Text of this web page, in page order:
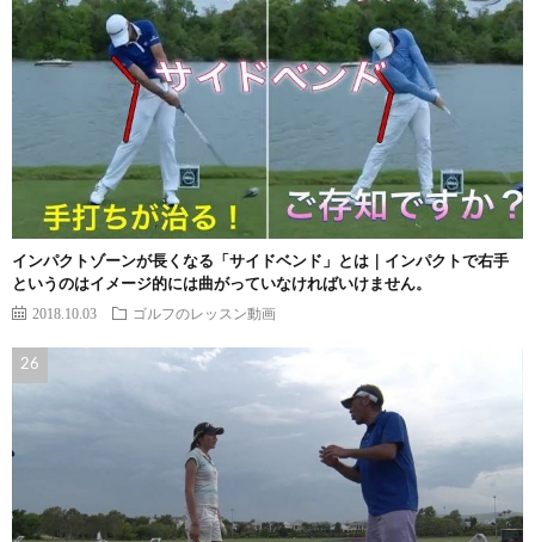
インパクトゾーンが長くなる「サイドベンド」とは｜インパクトで右手
というのはイメージ的には曲がっていなければいけません。
2018.10.03 ゴルフのレッスン動画